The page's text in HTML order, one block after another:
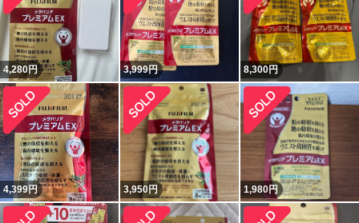
4,280円 3,999円 8,300円
4,399円 3,950円 1,980円